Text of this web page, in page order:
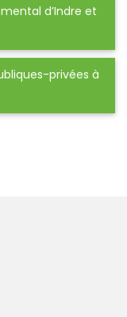
d’Indre et
privées à